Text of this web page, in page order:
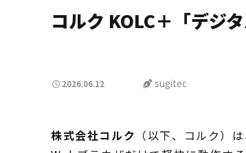
コルク KOLC＋「デジ
2026.06.12 sugitec
株式会社コルク （以下、コルク）